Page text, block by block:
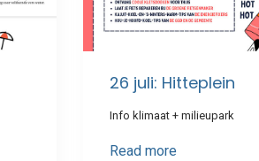
26 juli: Hitteplein
Info klimaat + milieupark
Read more